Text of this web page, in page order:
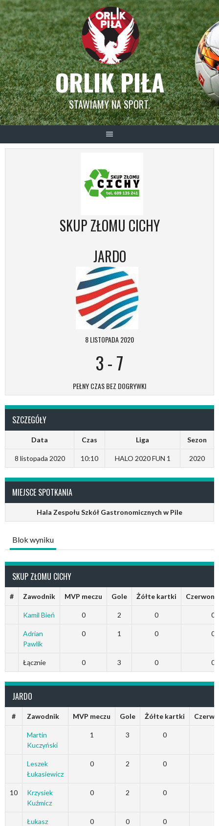
Skip
to
content
ORLIK PIŁA
STAWIAMY NA SPORT.
SKUP ZŁOMU CICHY
JARDO
8 LISTOPADA 2020
3-7
PEŁNY CZAS BEZ DOGRYWKI
SZCZEGÓŁY
Data Czas Liga Sezon
8 listopada 2020 10:10 HALO 2020 FUN 1 2020
MIEJSCE SPOTKANIA
Hala Zespołu Szkół Gastronomicznych w Pile
Blok wyniku
SKUP ZŁOMU CICHY
# Zawodnik MVP meczu Gole Żółte kartki
Kamil Bień 0 2 0 0
Adrian
Pawlik
0 1 0 0
Łącznie 0 3 0 0
JARDO
# Zawodnik MVP meczu Gole Żółte kartki
Martin
Kuczyński
1 3 0
Leszek
Łukasiewicz
0 2 0
10
Krzysiek
Kuźmicz
0 2 0
Łukasz
0 0 0